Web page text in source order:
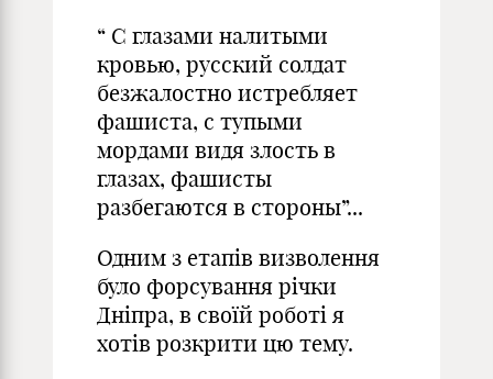
“ С глазами налитыми
кровью, русский солдат
безжалостно истребляет
фашиста, с тупыми
мордами видя злость в
глазах, фашисты
разбегаются в стороны”...
Одним з етапів визволення
було форсування річки
Дніпра, в своїй роботі я
хотів розкрити цю тему.